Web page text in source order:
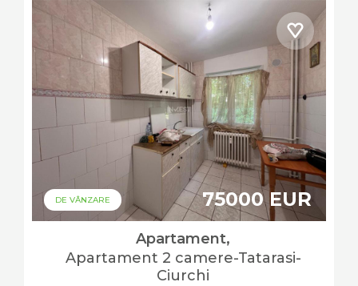
DE VÂNZARE 75000 EUR
Apartament,
Apartament 2 camere-Tatarasi-
Ciurchi